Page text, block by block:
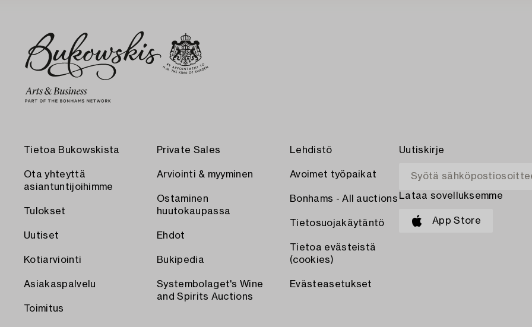
Tietoa Bukowskista
Ota yhteyttä
asiantuntijoihimme
Tulokset
Uutiset
Kotiarviointi
Asiakaspalvelu
Toimitus
Private Sales
Arviointi & myyminen
Ostaminen
huutokaupassa
Ehdot
Bukipedia
Systembolaget's Wine
and Spirits Auctions
Lehdistö
Avoimet työpaikat
Bonhams - All auctions
Tietosuojakäytäntö
Tietoa evästeistä
(cookies)
Evästeasetukset
Uutiskirje
Lataa sovelluksemme
App Store